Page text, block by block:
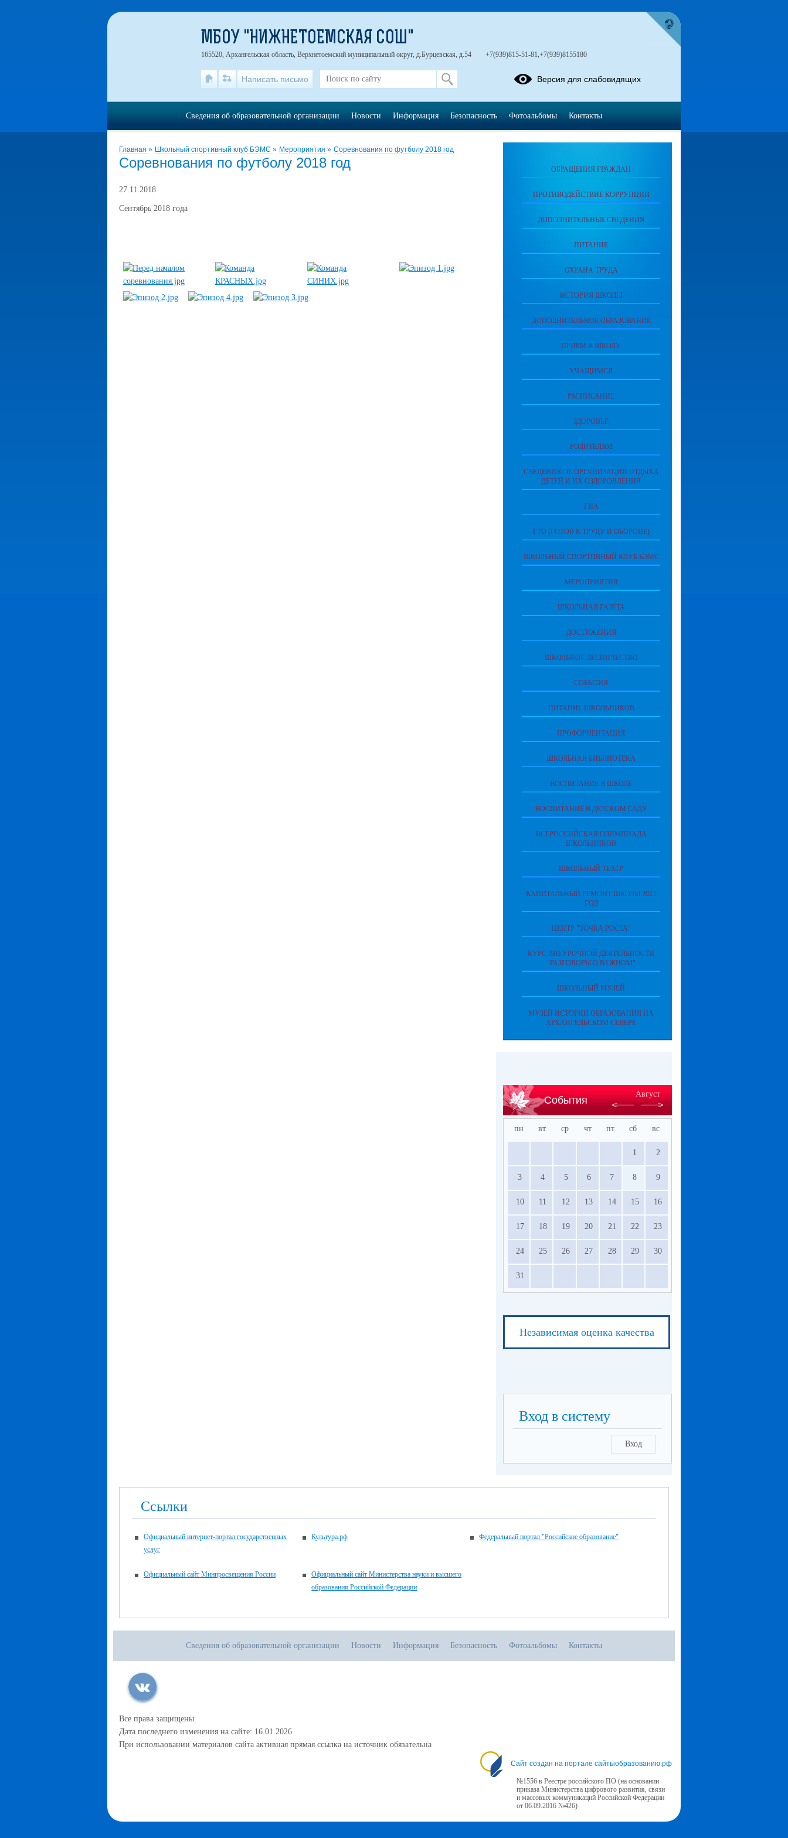
Главная » Школьный спортивный клуб БЭМС » Мероприятия » Соревнования по футболу 2018 год
Соревнования по футболу 2018 год
27.11.2018
Сентябрь 2018 года
ОБРАЩЕНИЯ ГРАЖДАН
ПРОТИВОДЕЙСТВИЕ КОРРУПЦИИ
ДОПОЛНИТЕЛЬНЫЕ СВЕДЕНИЯ
ПИТАНИЕ
ОХРАНА ТРУДА
ИСТОРИЯ ШКОЛЫ
ДОПОЛНИТЕЛЬНОЕ ОБРАЗОВАНИЕ
ПРИЕМ В ШКОЛУ
УЧАЩИМСЯ
РАСПИСАНИЕ
ЗДОРОВЬЕ
РОДИТЕЛЯМ
СВЕДЕНИЯ ОБ ОРГАНИЗАЦИИ ОТДЫХА
ДЕТЕЙ И ИХ ОЗДОРОВЛЕНИЯ
ГИА
ГТО (ГОТОВ К ТРУДУ И ОБОРОНЕ)
ШКОЛЬНЫЙ СПОРТИВНЫЙ КЛУБ БЭМС
МЕРОПРИЯТИЯ
ШКОЛЬНАЯ ГАЗЕТА
ДОСТИЖЕНИЯ
ШКОЛЬНОЕ ЛЕСНИЧЕСТВО
СОБЫТИЯ
ПИТАНИЕ ШКОЛЬНИКОВ
ПРОФОРИЕНТАЦИЯ
ШКОЛЬНАЯ БИБЛИОТЕКА
ВОСПИТАНИЕ В ШКОЛЕ
ВОСПИТАНИЕ В ДЕТСКОМ САДУ
ВСЕРОССИЙСКАЯ ОЛИМПИАДА
ШКОЛЬНИКОВ
ШКОЛЬНЫЙ ТЕАТР
КАПИТАЛЬНЫЙ РЕМОНТ ШКОЛЫ 2023
ГОД
ЦЕНТР "ТОЧКА РОСТА"
КУРС ВНЕУРОЧНОЙ ДЕЯТЕЛЬНОСТИ
"РАЗГОВОРЫ О ВАЖНОМ"
ШКОЛЬНЫЙ МУЗЕЙ
МУЗЕЙ ИСТОРИИ ОБРАЗОВАНИЯ НА
АРХАНГЕЛЬСКОМ СЕВЕРЕ
События
Август
пн вт ср чт пт сб вс
1 2
3 4 5 6 7 8 9
10 11 12 13 14 15 16
17 18 19 20 21 22 23
24 25 26 27 28 29 30
31
Независимая оценка качества
Вход в систему
Вход
Ссылки
Официальный интернет-портал государственных
услуг
Культура.рф Федеральный портал "Российское образование"
Официальный сайт Минпросвещения России
Официальный сайт Министерства науки и высшего
образования Российской Федерации
МБОУ "НИЖНЕТОЕМСКАЯ СОШ"
165520, Архангельская область, Верхнетоемский муниципальный округ, д.Бурцевская, д.54 +7(939)815-51-81,+7(939)8155180
Написать письмо Версия для слабовидящих
Сведения об образовательной организации Новости Информация Безопасность Фотоальбомы Контакты
Сведения об образовательной организации Новости Информация Безопасность Фотоальбомы Контакты
Все права защищены.
Дата последнего изменения на сайте: 16.01.2026
При использовании материалов сайта активная прямая ссылка на источник обязательна
Сайт создан на портале сайтыобразованию.рф
№1556 в Реестре российского ПО (на основании
приказа Министерства цифрового развития, связи
и массовых коммуникаций Российской Федерации
от 06.09.2016 №426)